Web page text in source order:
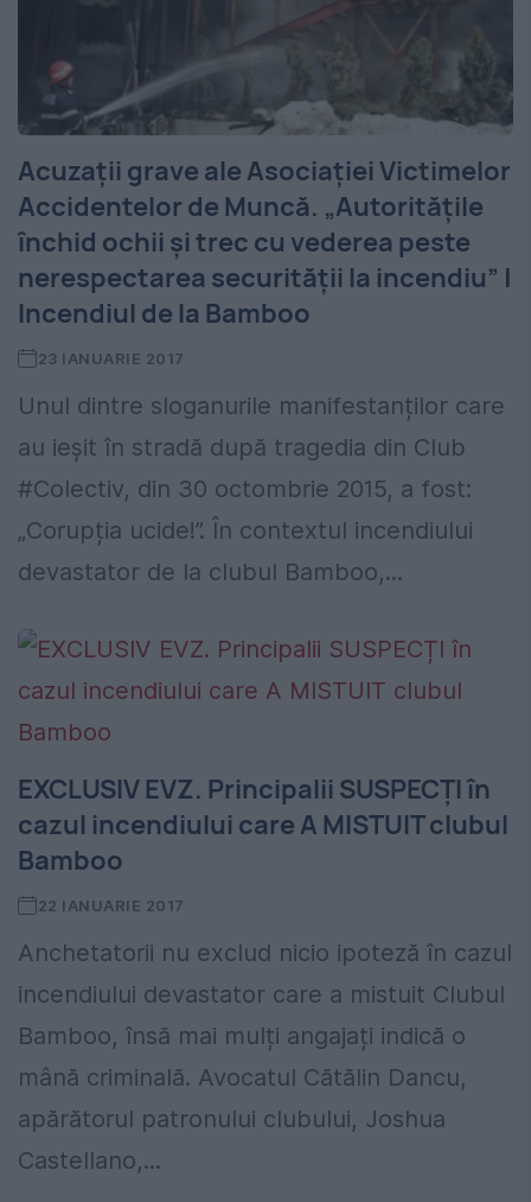
Acuzații grave ale Asociației Victimelor
Accidentelor de Muncă. „Autoritățile
închid ochii și trec cu vederea peste
nerespectarea securității la incendiu” |
Incendiul de la Bamboo
23 IANUARIE 2017
Unul dintre sloganurile manifestanților care
au ieșit în stradă după tragedia din Club
#Colectiv, din 30 octombrie 2015, a fost:
„Corupția ucide!”. În contextul incendiului
devastator de la clubul Bamboo,...
EXCLUSIV EVZ. Principalii SUSPECȚI în
cazul incendiului care A MISTUIT clubul
Bamboo
22 IANUARIE 2017
Anchetatorii nu exclud nicio ipoteză în cazul
incendiului devastator care a mistuit Clubul
Bamboo, însă mai mulți angajați indică o
mână criminală. Avocatul Cătălin Dancu,
apărătorul patronului clubului, Joshua
Castellano,...